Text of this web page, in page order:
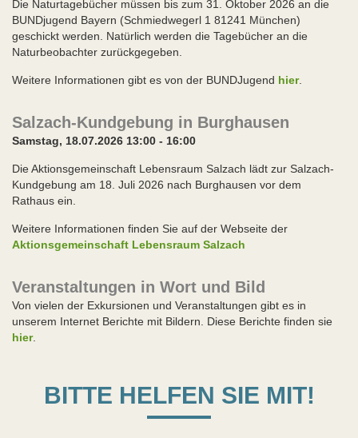
Die Naturtagebücher müssen bis zum 31. Oktober 2026 an die
BUNDjugend Bayern (Schmiedwegerl 1 81241 München)
geschickt werden. Natürlich werden die Tagebücher an die
Naturbeobachter zurückgegeben.
Weitere Informationen gibt es von der BUNDJugend hier.
Salzach-Kundgebung in Burghausen
Samstag, 18.07.2026 13:00 - 16:00
Die Aktionsgemeinschaft Lebensraum Salzach lädt zur Salzach-
Kundgebung am 18. Juli 2026 nach Burghausen vor dem
Rathaus ein.
Weitere Informationen finden Sie auf der Webseite der
Aktionsgemeinschaft Lebensraum Salzach
Veranstaltungen in Wort und Bild
Von vielen der Exkursionen und Veranstaltungen gibt es in
unserem Internet Berichte mit Bildern. Diese Berichte finden sie
hier.
BITTE HELFEN SIE MIT!